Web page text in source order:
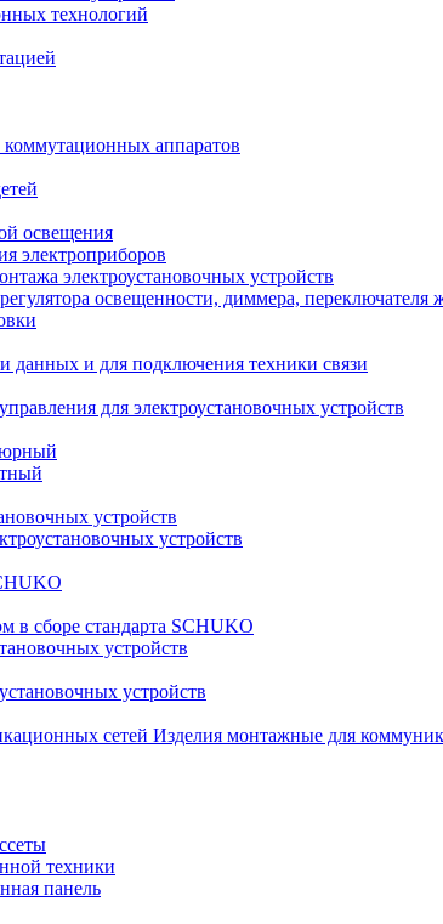
технологий
аппаратов
освещения
электроприборов
электроустановочных устройств
освещенности, диммера, переключателя
данных и для подключения техники связи
для электроустановочных устройств
устройств
устройств
в сборе стандарта SCHUKO
устройств
устройств
Изделия монтажные для
техники
панель